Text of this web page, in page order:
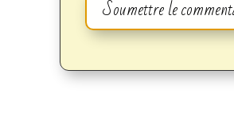
Soumettre le